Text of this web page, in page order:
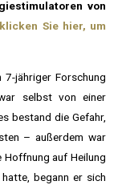
von
Sie hier, um
jähriger Forschung
selbst von einer
bestand die Gefahr,
– außerdem war
Hoffnung auf Heilung
begann er sich